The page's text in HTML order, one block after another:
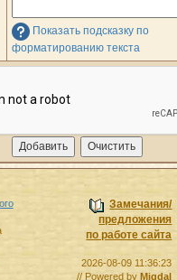
Показать подсказку по
форматированию текста
Замечания/
предложения
по работе сайта
2026-08-09 11:36:23
// Powered by Migdal